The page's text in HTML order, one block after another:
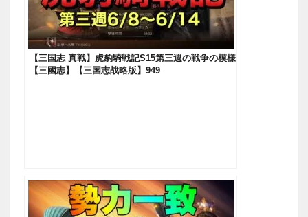
【三国志 真戦】虎豹騎戦記S15第三週の戦争の模様
【三國志】【三国志战略版】949